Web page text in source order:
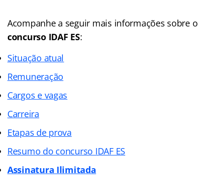
Acompanhe a seguir mais informações sobre o
concurso IDAF ES:
Situação atual
Remuneração
Cargos e vagas
Carreira
Etapas de prova
Resumo do concurso IDAF ES
Assinatura Ilimitada